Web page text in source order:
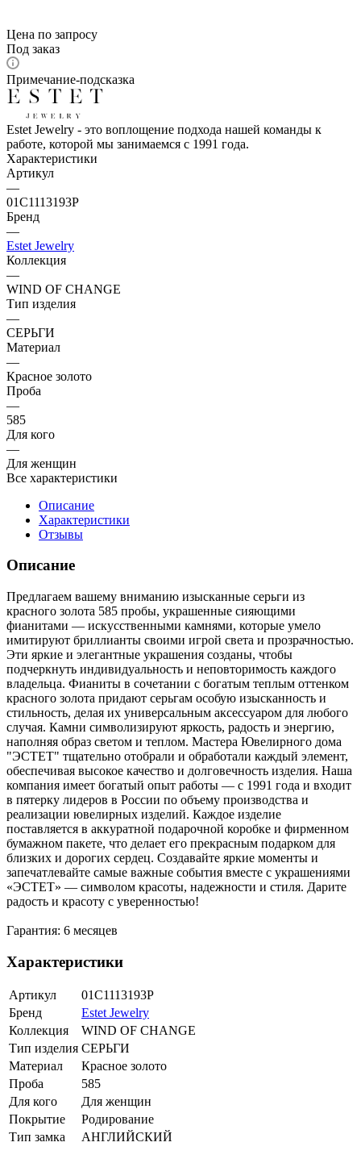
Цена по запросу
Под заказ
Примечание-подсказка
Estet Jewelry - это воплощение подхода нашей команды к
работе, которой мы занимаемся с 1991 года.
Характеристики
Артикул
—
01С1113193Р
Бренд
—
Estet Jewelry
Коллекция
—
WIND OF CHANGE
Тип изделия
—
СЕРЬГИ
Материал
—
Красное золото
Проба
—
585
Для кого
—
Для женщин
Все характеристики
Описание
Характеристики
Отзывы
Описание
Предлагаем вашему вниманию изысканные серьги из
красного золота 585 пробы, украшенные сияющими
фианитами — искусственными камнями, которые умело
имитируют бриллианты своими игрой света и прозрачностью.
Эти яркие и элегантные украшения созданы, чтобы
подчеркнуть индивидуальность и неповторимость каждого
владельца. Фианиты в сочетании с богатым теплым оттенком
красного золота придают серьгам особую изысканность и
стильность, делая их универсальным аксессуаром для любого
случая. Камни символизируют яркость, радость и энергию,
наполняя образ светом и теплом. Мастера Ювелирного дома
"ЭСТЕТ" тщательно отобрали и обработали каждый элемент,
обеспечивая высокое качество и долговечность изделия. Наша
компания имеет богатый опыт работы — с 1991 года и входит
в пятерку лидеров в России по объему производства и
реализации ювелирных изделий. Каждое изделие
поставляется в аккуратной подарочной коробке и фирменном
бумажном пакете, что делает его прекрасным подарком для
близких и дорогих сердец. Создавайте яркие моменты и
запечатлевайте самые важные события вместе с украшениями
«ЭСТЕТ» — символом красоты, надежности и стиля. Дарите
радость и красоту с уверенностью!
Гарантия: 6 месяцев
Характеристики
Артикул
01С1113193Р
Бренд
Estet Jewelry
Коллекция
WIND OF CHANGE
Тип изделия СЕРЬГИ
Материал
Красное золото
Проба
585
Для кого
Для женщин
Покрытие
Родирование
Тип замка
АНГЛИЙСКИЙ